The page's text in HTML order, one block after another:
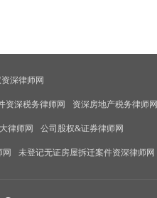
深律师网
资深税务律师网 资深房地产税务律师网
律师网 公司股权&证券律师网
网 未登记无证房屋拆迁案件资深律师网